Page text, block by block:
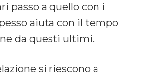
passo a quello con i
aiuta con il tempo
da questi ultimi.
si riescono a